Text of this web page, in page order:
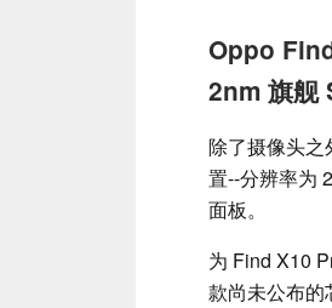
Oppo
2nm 旗舰
除了摄像头之
置--分辨率为
面板。
为 Find X10
款尚未公布的